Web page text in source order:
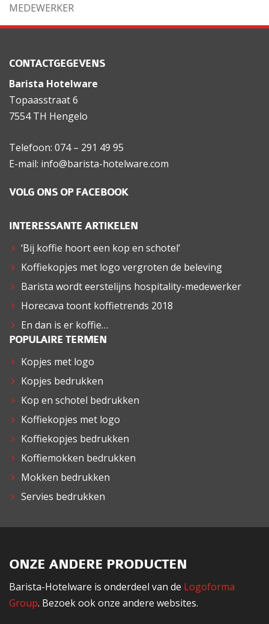
MEDEWERKER
CONTACTGEGEVENS
Barista Hotelware
Topaasstraat 6
7554 TH Hengelo
Telefoon: 074 – 291 49 95
E-mail: info@barista-hotelware.com
VOLG ONS OP FACEBOOK
INTERESSANTE ARTIKELEN
‘Bij koffie hoort een kop en schotel’
Koffiekopjes met logo vergroten de beleving
Barista wordt eerstelijns hospitality-medewerker
Horecava toont koffietrends 2018
En dan is er koffie…
POPULAIRE TERMEN
Kopjes met logo
Kopjes bedrukken
Kop en schotel bedrukken
Koffiekopjes met logo
Koffiekopjes bedrukken
Koffiemokken bedrukken
Mokken bedrukken
Servies bedrukken
ONZE ANDERE PRODUCTEN
Barista-Hotelware is onderdeel van de Logoforma
Group. Bezoek ook onze andere websites.